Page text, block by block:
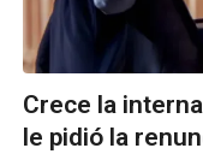
Crece la
le pidió la